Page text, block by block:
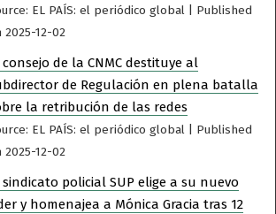
EL PAÍS: el periódico global
Published
2025-12-02
consejo de la CNMC destituye al
de Regulación en plena batalla
la retribución de las redes
EL PAÍS: el periódico global
Published
2025-12-02
sindicato policial SUP elige a su nuevo
y homenajea a Mónica Gracia tras 12